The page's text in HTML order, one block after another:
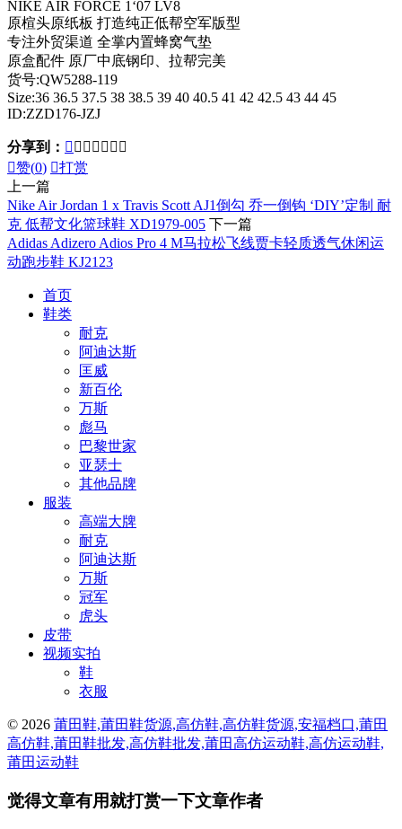
NIKE AIR FORCE 1‘07 LV8
原楦头原纸板 打造纯正低帮空军版型
专注外贸渠道 全掌内置蜂窝气垫
原盒配件 原厂中底钢印、拉帮完美
货号:QW5288-119
Size:36 36.5 37.5 38 38.5 39 40 40.5 41 42 42.5 43 44 45
ID:ZZD176-JZJ
分享到：       
赞(0) 打赏
上一篇
Nike Air Jordan 1 x Travis Scott AJ1倒勾 乔一倒钩 ‘DIY’定制 耐
克 低帮文化篮球鞋 XD1979-005 下一篇
Adidas Adizero Adios Pro 4 M马拉松飞线贾卡轻质透气休闲运
动跑步鞋 KJ2123
首页
鞋类
耐克
阿迪达斯
匡威
新百伦
万斯
彪马
巴黎世家
亚瑟士
其他品牌
服装
高端大牌
耐克
阿迪达斯
万斯
冠军
虎头
皮带
视频实拍
鞋
衣服
© 2026 莆田鞋,莆田鞋货源,高仿鞋,高仿鞋货源,安福档口,莆田
高仿鞋,莆田鞋批发,高仿鞋批发,莆田高仿运动鞋,高仿运动鞋,
莆田运动鞋
觉得文章有用就打赏一下文章作者